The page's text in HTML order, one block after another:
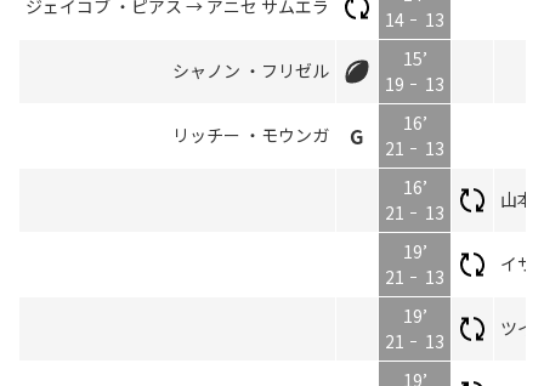
ジェイコブ ・ピアス → アニセ サムエラ
14
13
シャノン ・フリゼル
15’
19
13
リッチー ・モウンガ
16’
21
13
16’
21
13
山本
19’
21
13
イザ
19’
21
13
ツイ
19’